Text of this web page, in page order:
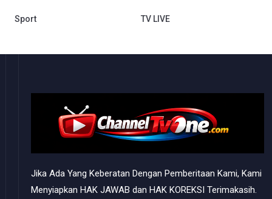
Sport TV LIVE
Jika Ada Yang Keberatan Dengan Pemberitaan Kami, Kami
Menyiapkan HAK JAWAB dan HAK KOREKSI Terimakasih.